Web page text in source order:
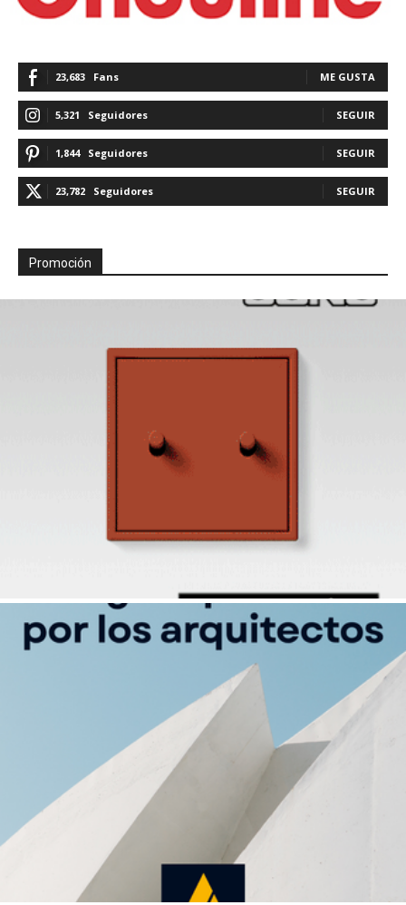
23,683 Fans ME GUSTA
5,321 Seguidores SEGUIR
1,844 Seguidores SEGUIR
23,782 Seguidores SEGUIR
Promoción